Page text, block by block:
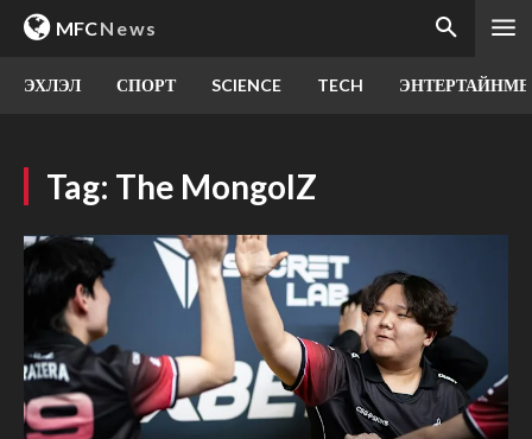
MFCNews
ЭХЛЭЛ СПОРТ SCIENCE TECH
Tag: The MongolZ